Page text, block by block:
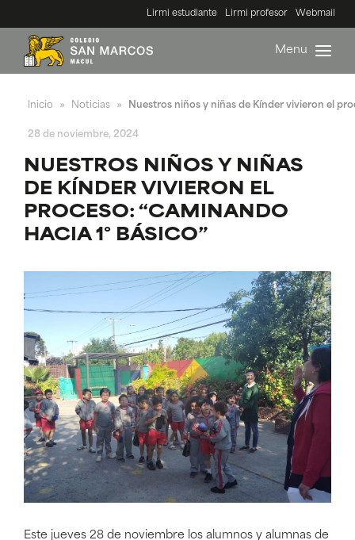
Lirmi estudiante Lirmi profesor Webmail
Menu
Inicio » Noticias » Nuestros niños y niñas de Kínder vivieron el
28 de noviembre, 2024
NUESTROS NIÑOS Y NIÑAS
DE KÍNDER VIVIERON EL
PROCESO: “CAMINANDO
HACIA 1° BÁSICO”
Este jueves 28 de noviembre los alumnos y alumnas de